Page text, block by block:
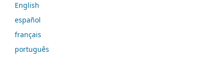
English
español
français
português